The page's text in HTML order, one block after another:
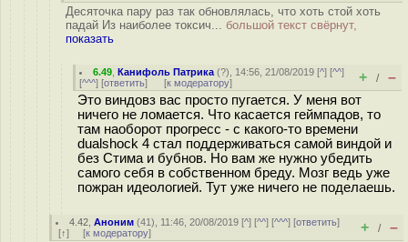
Десяточка пару раз так обновлялась, что хоть стой хоть
падай Из наиболее токсич... большой текст свёрнут,
показать
6.49 ,Канифоль Патрика (?), 14:56, 21/08/2019 [^] [^^]
[^^^] [ответить] [к модератору] + / –
Это виндовз вас просто пугается. У меня вот
ничего не ломается. Что касается геймпадов, то
там наоборот прогресс - с какого-то времени
dualshock 4 стал поддерживаться самой виндой и
без Стима и бубнов. Но вам же нужно убедить
самого себя в собственном бреду. Мозг ведь уже
пожран идеологией. Тут уже ничего не поделаешь.
4.42 ,Аноним (41), 11:46, 20/08/2019 [^] [^^] [^^^] [ответить]
[↑] [к модератору] + / –